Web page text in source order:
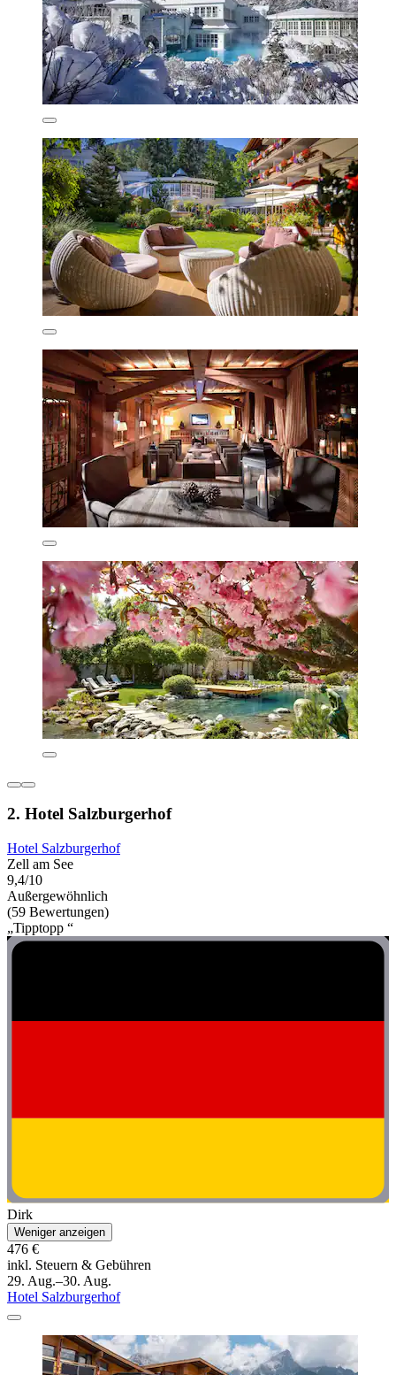
2. Hotel Salzburgerhof
Hotel Salzburgerhof
Zell am See
9,4/10
Außergewöhnlich
(59 Bewertungen)
„Tipptopp “
Dirk
Weniger anzeigen
476 €
inkl. Steuern & Gebühren
29. Aug.–30. Aug.
Hotel Salzburgerhof